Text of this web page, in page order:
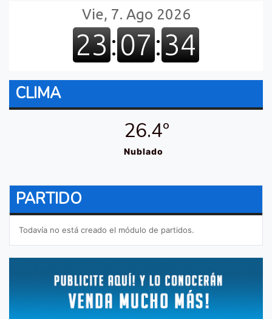
CLIMA
26.4º
Nublado
PARTIDO
Todavía no está creado el módulo de partidos.